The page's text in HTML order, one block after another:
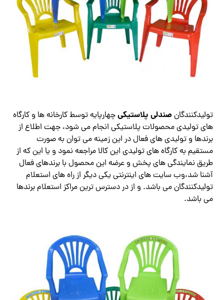
تولیدکنندگان صندلی پلاستیکیچهارپایه توسط کارخانه ها و کارگاه
های تولیدی محصولات پلاستیکی انجام می شود، جهت اطلاع از
برندها و تولیدی های فعال در این زمینه می توان به صورت
مستقیم به کارگاه های تولیدی این کالا مراجعه نمود و یا این که از
طریق نمایندگی های پخش و عرضه این محصول با برندهای فعال
آشنا شد،وب سایت های اینترنتی یکی دیگر از راه های استعلام
تولیدکنندگان می باشد. و از در دسترس ترین مراکز استعلام برندها
می باشد.